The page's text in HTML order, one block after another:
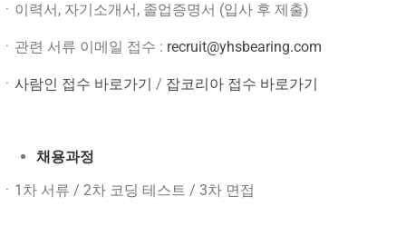
ㆍ이력서, 자기소개서, 졸업증명서 (입사 후 제출)
ㆍ관련 서류 이메일 접수 : recruit@yhsbearing.com
ㆍ 사람인 접수 바로가기 / 잡코리아 접수 바로가기
채용과정
ㆍ1차 서류 / 2차 코딩 테스트 / 3차 면접